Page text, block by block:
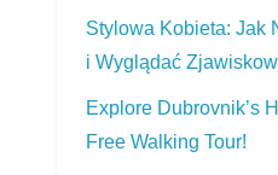
Stylowa Kobieta: Jak
i Wyglądać
Explore Dubrovnik’s
Free Walking Tour!